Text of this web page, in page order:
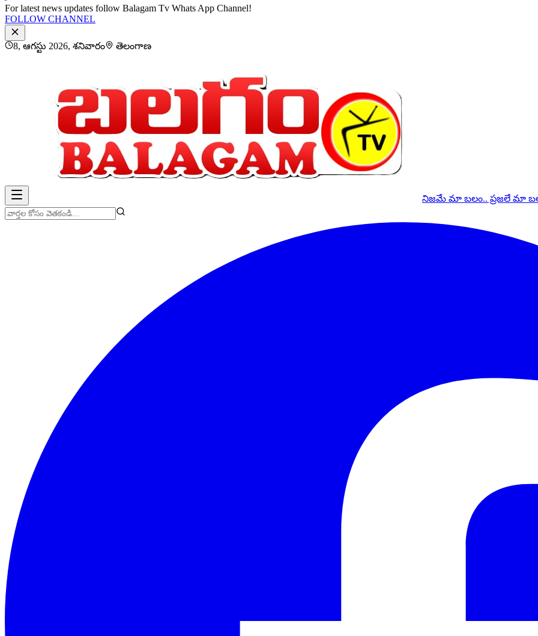
For latest news updates follow Balagam Tv Whats App Channel!
FOLLOW CHANNEL
8, ఆగస్టు 2026, శనివారం తెలంగాణ
నిజమే మా బలం.. ప్రజలే మా